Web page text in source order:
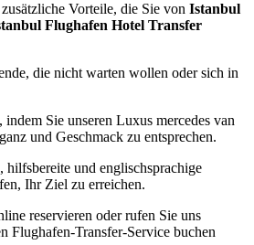
Vorteile, die Sie von Istanbul
Flughafen Hotel Transfer
die nicht warten wollen oder sich in
Sie unseren Luxus mercedes van
und Geschmack zu entsprechen.
hilfsbereite und englischsprachige
Ihr Ziel zu erreichen.
reservieren oder rufen Sie uns
Flughafen-Transfer-Service buchen